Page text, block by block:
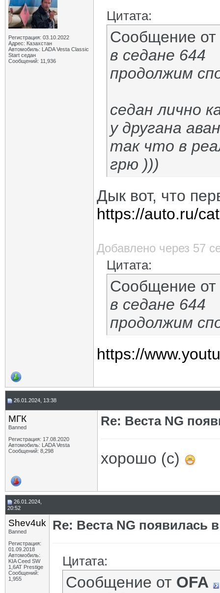
Регистрация: 03.10.2022
Адрес: Казахстан
Автомобиль: LADA Vesta Classic
Start седан
Сообщений: 11,936
Цитата:
Сообщение от
в седане 644
продолжим
седан лично
у другана
так что в
грю )))
Дык вот, что
https://auto.ru/
Добавлено через 57
Цитата:
Сообщение от
в седане 644
продолжим
https://
26.01.2024, 13:38
МГК
Banned
Регистрация: 17.08.2020
Автомобиль: LADA Vesta
Сообщений: 8,298
Re: Веста NG
хорошо (с)
26.01.2024,
20:52
Shev4uk
Banned
Регистрация:
01.09.2018
Автомобиль:
KIA Ceed SW
1,6AT Prestige
Сообщений:
1,955
Re: Веста NG появилась
Цитата:
Сообщение от OFA